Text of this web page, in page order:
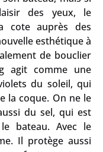
des yeux, le
cote auprès des
esthétique à
de bouclier
agit comme une
du soleil, qui
la coque. On ne le
du sel, qui est
bateau. Avec le
Il protège aussi